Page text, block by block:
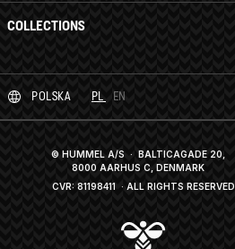
COLLECTIONS
POLSKA PL EN
© HUMMEL A/S · BALTICAGADE 20,
8000 AARHUS C, DENMARK
CVR: 81198411 · ALL RIGHTS RESERVED